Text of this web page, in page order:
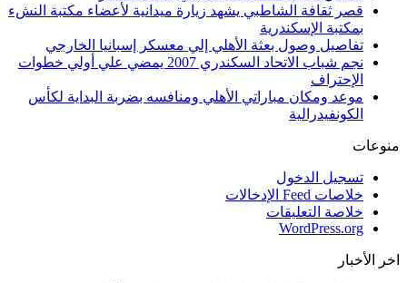
قصر ثقافة الشاطبي يشهد زيارة ميدانية لأعضاء مكتبة النشء
بمكتبة الإسكندرية
تفاصيل وصول بعثة الأهلي إلي معسكر إسبانيا الخارجي
نجم شباب الاتحاد السكندري 2007 يمضي علي أولي خطوات
الإحتراف
موعد ومكان مباراتي الأهلي ومنافسه بضربة البداية لكأس
الكونفيدرالية
منوعات
تسجيل الدخول
خلاصات Feed الإدخالات
خلاصة التعليقات
WordPress.org
اخر الأخبار